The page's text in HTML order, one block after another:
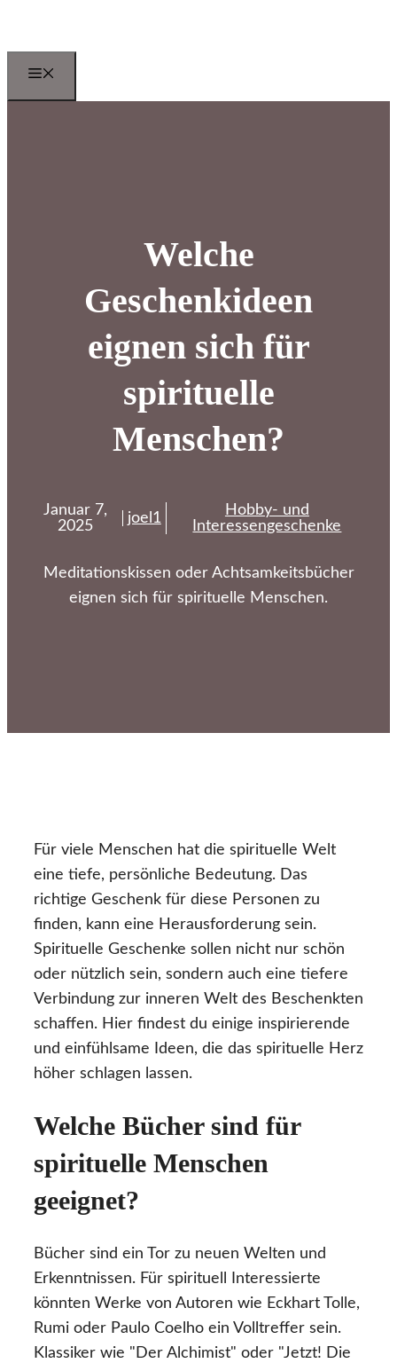
springen
Welche
Geschenkideen
eignen sich für
spirituelle
Menschen?
Januar 7,
2025
joel1
Hobby- und
Interessengeschenke
Meditationskissen oder Achtsamkeitsbücher
eignen sich für spirituelle Menschen.
Für viele Menschen hat die spirituelle Welt
eine tiefe, persönliche Bedeutung. Das
richtige Geschenk für diese Personen zu
finden, kann eine Herausforderung sein.
Spirituelle Geschenke sollen nicht nur schön
oder nützlich sein, sondern auch eine tiefere
Verbindung zur inneren Welt des Beschenkten
schaffen. Hier findest du einige inspirierende
und einfühlsame Ideen, die das spirituelle Herz
höher schlagen lassen.
Welche Bücher sind für
spirituelle Menschen
geeignet?
Bücher sind ein Tor zu neuen Welten und
Erkenntnissen. Für spirituell Interessierte
könnten Werke von Autoren wie Eckhart Tolle,
Rumi oder Paulo Coelho ein Volltreffer sein.
Klassiker wie "Der Alchimist" oder "Jetzt! Die